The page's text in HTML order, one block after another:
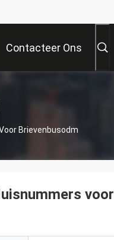
Contacteer Ons
Brievenbusodm
voor